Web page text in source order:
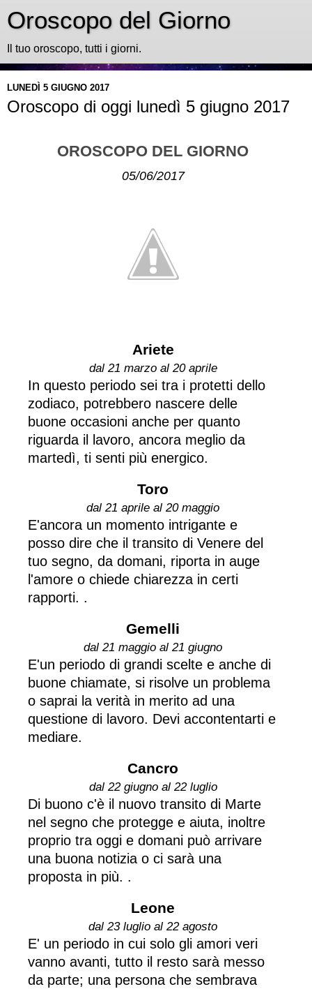
Oroscopo del Giorno
Il tuo oroscopo, tutti i giorni.
LUNEDÌ 5 GIUGNO 2017
Oroscopo di oggi lunedì 5 giugno 2017
OROSCOPO DEL GIORNO
05/06/2017
Ariete
dal 21 marzo al 20 aprile
In questo periodo sei tra i protetti dello
zodiaco, potrebbero nascere delle
buone occasioni anche per quanto
riguarda il lavoro, ancora meglio da
martedì, ti senti più energico.
Toro
dal 21 aprile al 20 maggio
E'ancora un momento intrigante e
posso dire che il transito di Venere del
tuo segno, da domani, riporta in auge
l'amore o chiede chiarezza in certi
rapporti. .
Gemelli
dal 21 maggio al 21 giugno
E'un periodo di grandi scelte e anche di
buone chiamate, si risolve un problema
o saprai la verità in merito ad una
questione di lavoro. Devi accontentarti e
mediare.
Cancro
dal 22 giugno al 22 luglio
Di buono c'è il nuovo transito di Marte
nel segno che protegge e aiuta, inoltre
proprio tra oggi e domani può arrivare
una buona notizia o ci sarà una
proposta in più. .
Leone
dal 23 luglio al 22 agosto
E' un periodo in cui solo gli amori veri
vanno avanti, tutto il resto sarà messo
da parte; una persona che sembrava